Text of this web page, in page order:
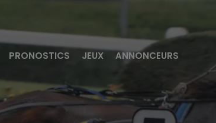
PRONOSTICS JEUX ANNONCEURS